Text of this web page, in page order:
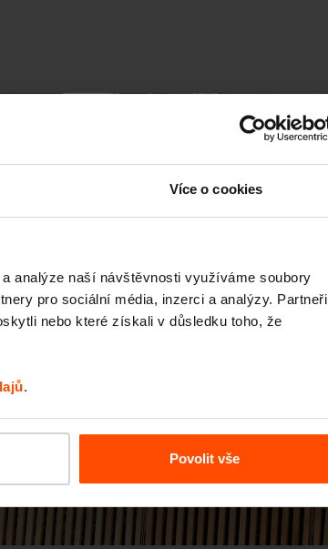
Více o cookies
analýze naší návštěvnosti využíváme soubory
pro sociální média, inzerci a analýzy. Partneři
nebo které získali v důsledku toho, že
.
Povolit vše